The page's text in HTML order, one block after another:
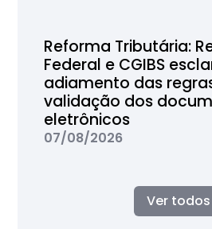
Reforma Tributária:
Federal e CGIBS
adiamento das
validação dos
eletrônicos
07/08/2026
Ver todos